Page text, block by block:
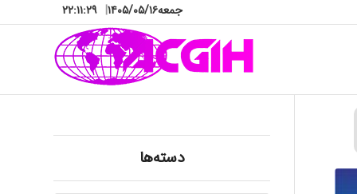
جمعه۱۴۰۵/۰۵/۱۶| ۲۲:۱۱:۳۰
دسته‌ها